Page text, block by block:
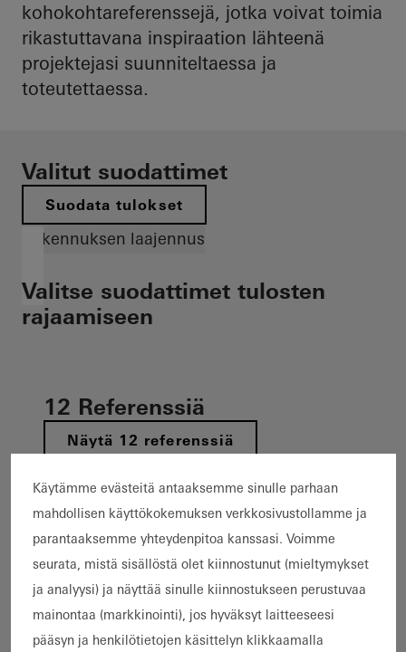
kohokohtareferenssejä, jotka voivat toimia
rikastuttavana inspiraation lähteenä
projektejasi suunniteltaessa ja
toteutettaessa.
Valitut suodattimet
Suodata tulokset
Rakennuksen laajennus
Valitse suodattimet tulosten
rajaamiseen
12 Referenssiä
Näytä 12 referenssiä
Kohde
UudisrakentaminenKorjausrakentaminen
Rakennuksen laajennus
Hiilidioksidipäästöjen vähentäminen
KiertotalousEnergiatehokkuusPassiivitalo
BREEAM LEEDDGNBCradle-to-Cradle
Käytämme evästeitä antaaksemme sinulle parhaan
mahdollisen käyttökokemuksen verkkosivustollamme ja
parantaaksemme yhteydenpitoa kanssasi. Voimme
seurata, mistä sisällöstä olet kiinnostunut (mieltymykset
ja analyysi) ja näyttää sinulle kiinnostukseen perustuvaa
mainontaa (markkinointi), jos hyväksyt laitteeseesi
pääsyn ja henkilötietojen käsittelyn klikkaamalla